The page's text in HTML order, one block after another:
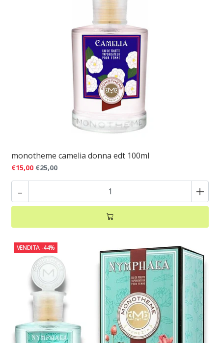
monotheme camelia donna edt 100ml
€15,00 €25,00
- +
VENDITA -44%